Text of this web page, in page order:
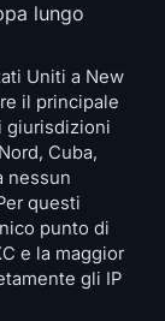
lungo
Uniti a New
il principale
giurisdizioni
Cuba,
nessun
questi
punto di
e la maggior
gli IP